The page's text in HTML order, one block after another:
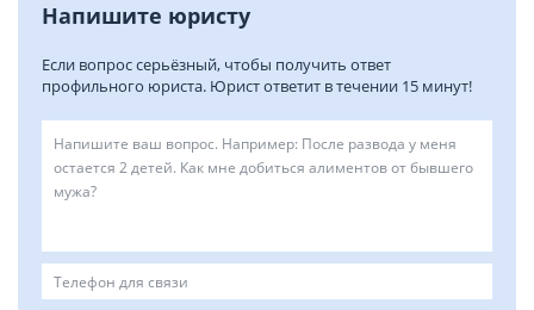
Напишите юристу
Если вопрос серьёзный, чтобы получить ответ
профильного юриста. Юрист ответит в течении 15 минут!